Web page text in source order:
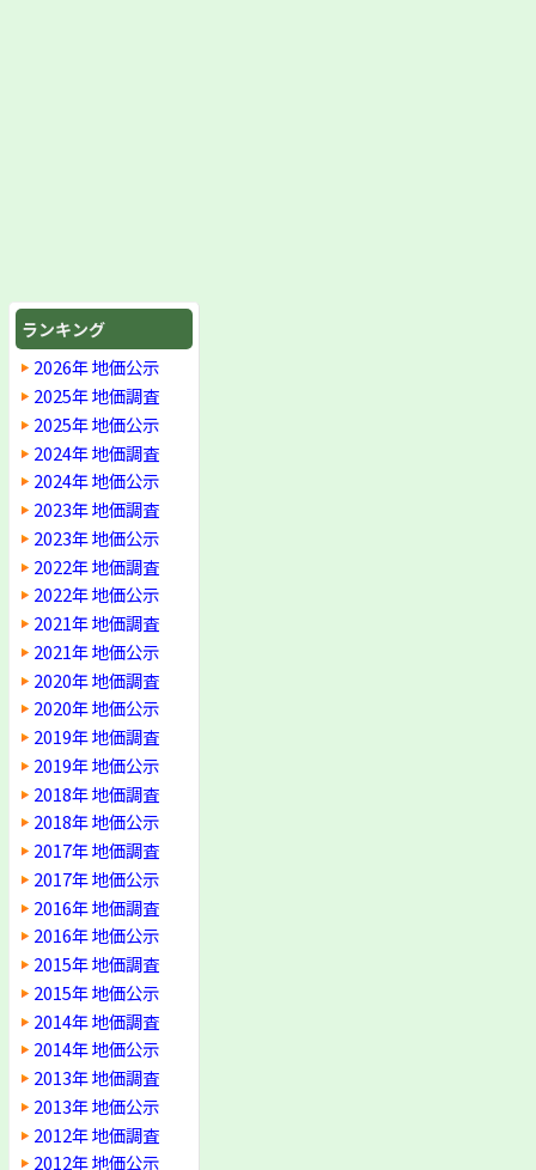
ランキング
2026年 地価公示
2025年 地価調査
2025年 地価公示
2024年 地価調査
2024年 地価公示
2023年 地価調査
2023年 地価公示
2022年 地価調査
2022年 地価公示
2021年 地価調査
2021年 地価公示
2020年 地価調査
2020年 地価公示
2019年 地価調査
2019年 地価公示
2018年 地価調査
2018年 地価公示
2017年 地価調査
2017年 地価公示
2016年 地価調査
2016年 地価公示
2015年 地価調査
2015年 地価公示
2014年 地価調査
2014年 地価公示
2013年 地価調査
2013年 地価公示
2012年 地価調査
2012年 地価公示